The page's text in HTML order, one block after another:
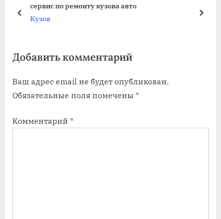
P
t
сервис по ремонту кузова авто
Кузов
prev next
Добавить комментарий
Ваш адрес email не будет опубликован.
Обязательные поля помечены *
Комментарий *